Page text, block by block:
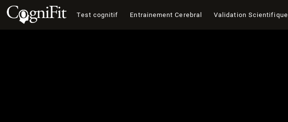
Test cognitif Entrainement Cerebral Validation Scientifique